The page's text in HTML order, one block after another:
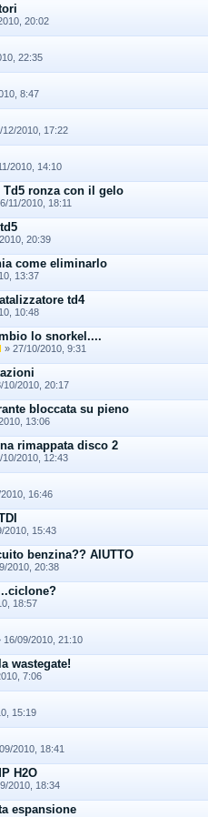
20:02
22:35
8:47
12/2010, 17:22
2010, 14:10
Td5 ronza con il gelo
11/2010, 18:11
20:39
come eliminarlo
13:37
td4
10:48
lo snorkel....
» 27/10/2010, 9:31
10/2010, 20:17
bloccata su pieno
13:06
rimappata disco 2
10/2010, 12:43
16:46
2010, 15:43
benzina?? AIUTTO
2010, 20:38
18:57
16/09/2010, 21:10
wastegate!
7:06
15:19
2010, 18:41
H2O
2010, 18:34
espansione